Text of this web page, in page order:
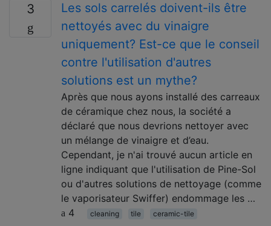
3
Les sols carrelés doivent-ils être
nettoyés avec du vinaigre
uniquement? Est-ce que le conseil
contre l'utilisation d'autres
solutions est un mythe?
Après que nous ayons installé des carreaux
de céramique chez nous, la société a
déclaré que nous devrions nettoyer avec
un mélange de vinaigre et d’eau.
Cependant, je n'ai trouvé aucun article en
ligne indiquant que l'utilisation de Pine-Sol
ou d'autres solutions de nettoyage (comme
le vaporisateur Swiffer) endommage les …
4
cleaning tile ceramic-tile